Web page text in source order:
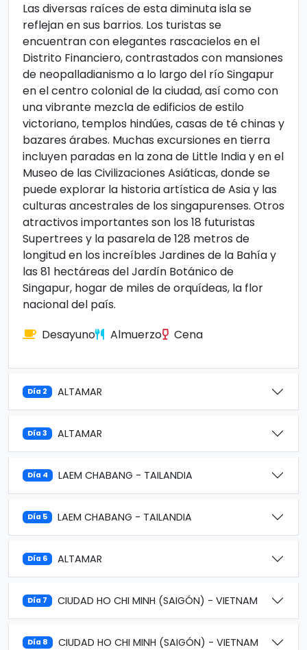
Las diversas raíces de esta diminuta isla se
reflejan en sus barrios. Los turistas se
encuentran con elegantes rascacielos en el
Distrito Financiero, contrastados con mansiones
de neopalladianismo a lo largo del río Singapur
en el centro colonial de la ciudad, así como con
una vibrante mezcla de edificios de estilo
victoriano, templos hindúes, casas de té chinas y
bazares árabes. Muchas excursiones en tierra
incluyen paradas en la zona de Little India y en el
Museo de las Civilizaciones Asiáticas, donde se
puede explorar la historia artística de Asia y las
culturas ancestrales de los singapurenses. Otros
atractivos importantes son los 18 futuristas
Supertrees y la pasarela de 128 metros de
longitud en los increíbles Jardines de la Bahía y
las 81 hectáreas del Jardín Botánico de
Singapur, hogar de miles de orquídeas, la flor
nacional del país.
Desayuno
Almuerzo Cena
Día 2 ALTAMAR
Día 3 ALTAMAR
Día 4 LAEM CHABANG - TAILANDIA
Día 5 LAEM CHABANG - TAILANDIA
Día 6 ALTAMAR
Día 7 CIUDAD HO CHI MINH (SAIGÓN) - VIETNAM
Día 8 CIUDAD HO CHI MINH (SAIGÓN) - VIETNAM